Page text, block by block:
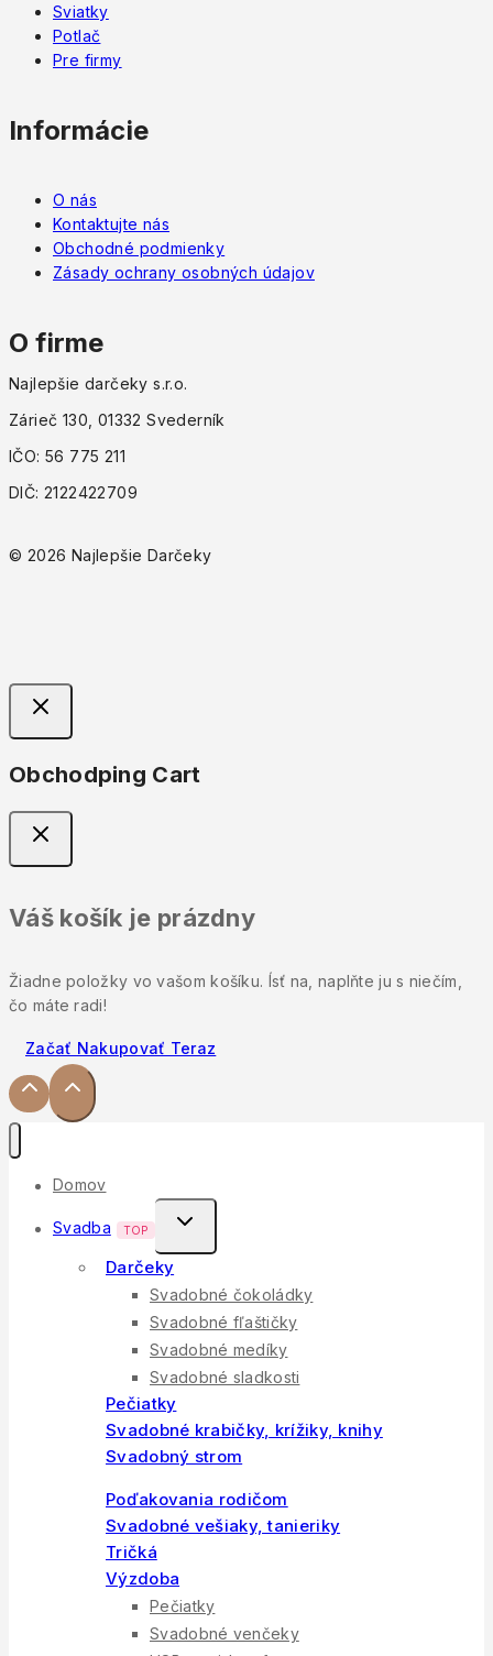
Sviatky
Potlač
Pre firmy
Informácie
O nás
Kontaktujte nás
Obchodné podmienky
Zásady ochrany osobných údajov
O firme
Najlepšie darčeky s.r.o.
Zárieč 130, 01332 Svederník
IČO: 56 775 211
DIČ: 2122422709
© 2026 Najlepšie Darčeky
Obchodping Cart
Váš košík je prázdny
Žiadne položky vo vašom košíku. Ísť na, naplňte ju s niečím,
čo máte radi!
Začať Nakupovať Teraz
Domov
Svadba TOP
Toggle
Child
Darčeky
Svadobné čokoládky
Svadobné fľaštičky
Svadobné medíky
Svadobné sladkosti
Pečiatky
Svadobné krabičky, krížiky, knihy
Svadobný strom
Poďakovania rodičom
Svadobné vešiaky, tanieriky
Tričká
Výzdoba
Pečiatky
Svadobné venčeky